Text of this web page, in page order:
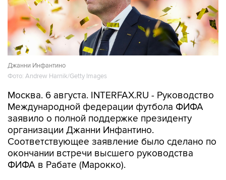
Джанни Инфантино
Фото: Andrew Harnik/Getty Images
Москва. 6 августа. INTERFAX.RU - Руководство
Международной федерации футбола ФИФА
заявило о полной поддержке президенту
организации Джанни Инфантино.
Соответствующее заявление было сделано по
окончании встречи высшего руководства
ФИФА в Рабате (Марокко).